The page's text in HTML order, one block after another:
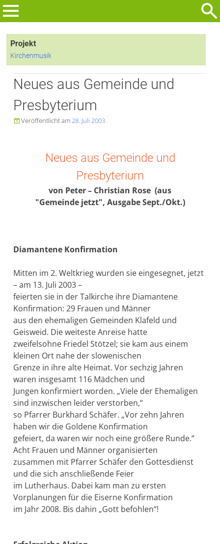
Zum
Inhalt
nach:Projekt
Kirchenmusik
Neues aus Gemeinde und
Presbyterium
Veröffentlicht am28. Juli 2003
Neues aus Gemeinde und
Presbyterium
von Peter – Christian Rose (aus
"Gemeinde jetzt", Ausgabe Sept./Okt.)
Diamantene Konfirmation
Mitten im 2. Weltkrieg wurden sie eingesegnet, jetzt
– am 13. Juli 2003 –
feierten sie in der Talkirche ihre Diamantene
Konfirmation: 29 Frauen und Männer
aus den ehemaligen Gemeinden Klafeld und
Geisweid. Die weiteste Anreise hatte
zweifelsohne Friedel Stötzel; sie kam aus einem
kleinen Ort nahe der slowenischen
Grenze in ihre alte Heimat. Vor sechzig Jahren
waren insgesamt 116 Mädchen und
Jungen konfirmiert worden. „Viele der Ehemaligen
sind inzwischen leider verstorben,“
so Pfarrer Burkhard Schäfer. „Vor zehn Jahren
haben wir die Goldene Konfirmation
gefeiert, da waren wir noch eine größere Runde.“
Acht Frauen und Männer organisierten
zusammen mit Pfarrer Schäfer den Gottesdienst
und die sich anschließende Feier
im Lutherhaus. Dabei kam man zu ersten
Vorplanungen für die Eiserne Konfirmation
im Jahr 2008. Bis dahin „Gott befohlen“!